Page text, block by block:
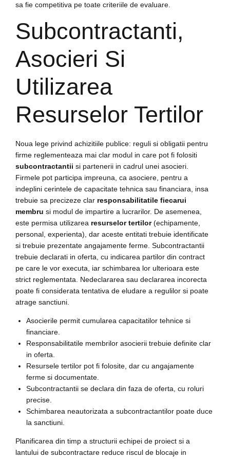
sa fie competitiva pe toate criteriile de evaluare.
Subcontractanti,
Asocieri Si
Utilizarea
Resurselor Tertilor
Noua lege privind achizitiile publice: reguli si obligatii pentru
firme reglementeaza mai clar modul in care pot fi folositi
subcontractantii si partenerii in cadrul unei asocieri.
Firmele pot participa impreuna, ca asociere, pentru a
indeplini cerintele de capacitate tehnica sau financiara, insa
trebuie sa precizeze clar responsabilitatile fiecarui
membru si modul de impartire a lucrarilor. De asemenea,
este permisa utilizarea resurselor tertilor(echipamente,
personal, experienta), dar aceste entitati trebuie identificate
si trebuie prezentate angajamente ferme. Subcontractantii
trebuie declarati in oferta, cu indicarea partilor din contract
pe care le vor executa, iar schimbarea lor ulterioara este
strict reglementata. Nedeclararea sau declararea incorecta
poate fi considerata tentativa de eludare a regulilor si poate
atrage sanctiuni.
Asocierile permit cumularea capacitatilor tehnice si
financiare.
Responsabilitatile membrilor asocierii trebuie definite clar
in oferta.
Resursele tertilor pot fi folosite, dar cu angajamente
ferme si documentate.
Subcontractantii se declara din faza de oferta, cu roluri
precise.
Schimbarea neautorizata a subcontractantilor poate duce
la sanctiuni.
Planificarea din timp a structurii echipei de proiect si a
lantului de subcontractare reduce riscul de blocaje in